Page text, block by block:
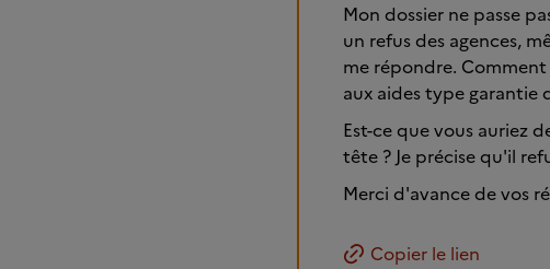
Mon dossier ne passe
un refus des agences,
me répondre.
aux aides type garantie
Est-ce que vous auriez
tête ? Je précise qu'il
Merci d'avance de vos
Copier le lien